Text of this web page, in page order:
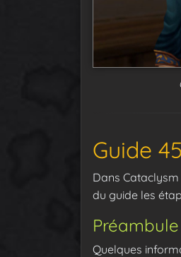
Guide
Dans
du guide les
Préambule
Quelques